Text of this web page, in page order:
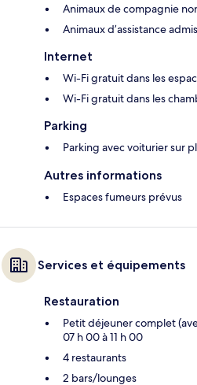
Animaux de compagnie
Animaux d’assistance admis
Internet
Wi-Fi gratuit dans les
Wi-Fi gratuit dans les
Parking
Parking avec voiturier sur
Autres informations
Espaces fumeurs prévus
Services et équipements
Restauration
Petit déjeuner complet
07 h 00 à 11 h 00
4 restaurants
2 bars/lounges